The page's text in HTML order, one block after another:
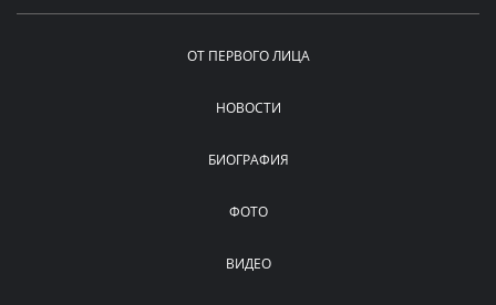
ОТ ПЕРВОГО ЛИЦА
НОВОСТИ
БИОГРАФИЯ
ФОТО
ВИДЕО